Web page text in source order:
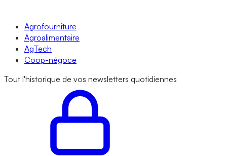
Agrofourniture
Agroalimentaire
AgTech
Coop-négoce
Tout l'historique de vos newsletters quotidiennes